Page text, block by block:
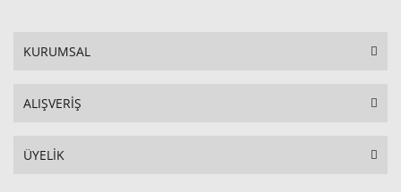
KURUMSAL
ALIŞVERİŞ
ÜYELİK